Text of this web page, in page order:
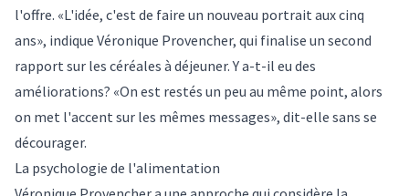
l'offre. «L'idée, c'est de faire un nouveau portrait aux cinq
ans», indique Véronique Provencher, qui finalise un second
rapport sur les céréales à déjeuner. Y a-t-il eu des
améliorations? «On est restés un peu au même point, alors
on met l'accent sur les mêmes messages», dit-elle sans se
décourager.
La psychologie de l'alimentation